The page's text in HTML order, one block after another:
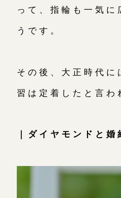
って、指輪も一気に
うです。
その後、大正時代に
習は定着したと言わ
｜ダイヤモンドと婚